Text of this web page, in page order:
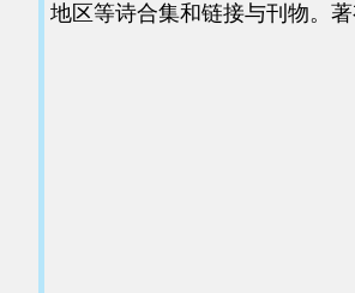
地区等诗合集和链接与刊物。